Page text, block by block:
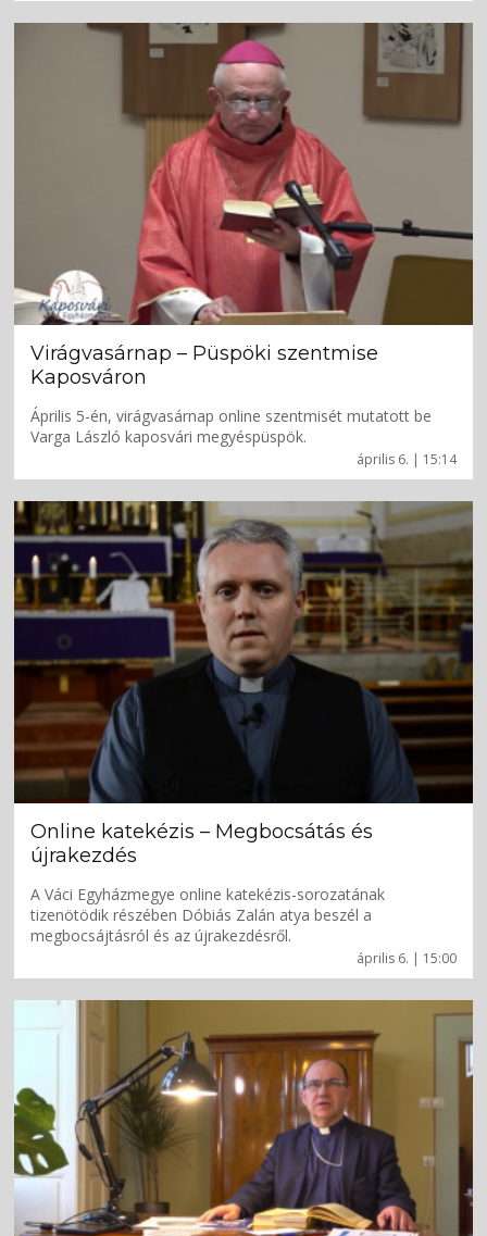
április 6. | 15:14
Virágvasárnap – Püspöki szentmise
Kaposváron
Április 5-én, virágvasárnap online szentmisét mutatott be
Varga László kaposvári megyéspüspök.
április 6. | 15:00
Online katekézis – Megbocsátás és
újrakezdés
A Váci Egyházmegye online katekézis-sorozatának
tizenötödik részében Dóbiás Zalán atya beszél a
megbocsájtásról és az újrakezdésről.